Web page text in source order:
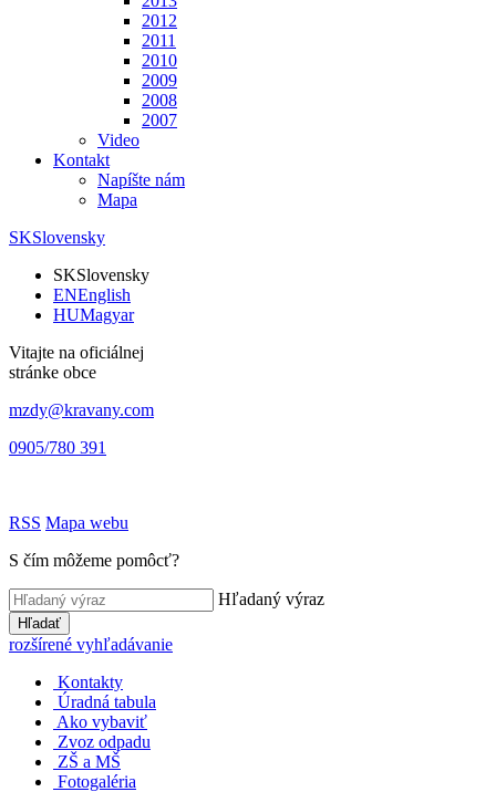
2012
2011
2010
2009
2008
2007
Video
Kontakt
Napíšte nám
Mapa
SKSlovensky
SKSlovensky
ENEnglish
HUMagyar
Vitajte na oficiálnej
stránke obce
mzdy@kravany.com
0905/780 391
RSS Mapa webu
S čím môžeme pomôcť?
Hľadaný výraz
Hľadať
rozšírené vyhľadávanie
Kontakty
Úradná tabula
Ako vybaviť
Zvoz odpadu
ZŠ a MŠ
Fotogaléria